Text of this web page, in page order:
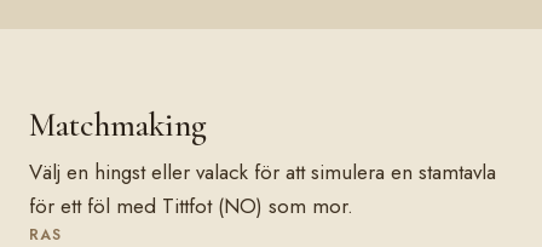
Matchmaking
Välj en hingst eller valack för att simulera en stamtavla
för ett föl med Tittfot (NO) som mor.
RAS